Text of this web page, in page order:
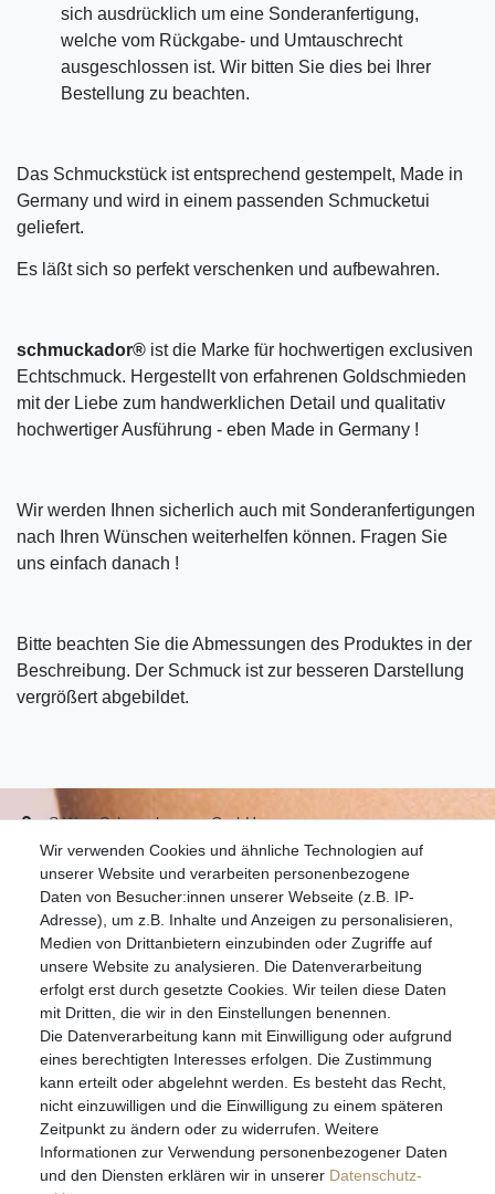
sich ausdrücklich um eine Sonderanfertigung,
welche vom Rückgabe- und Umtauschrecht
ausgeschlossen ist. Wir bitten Sie dies bei Ihrer
Bestellung zu beachten.
Das Schmuckstück ist entsprechend gestempelt, Made in
Germany und wird in einem passenden Schmucketui
geliefert.
Es läßt sich so perfekt verschenken und aufbewahren.
schmuckador® ist die Marke für hochwertigen exclusiven
Echtschmuck. Hergestellt von erfahrenen Goldschmieden
mit der Liebe zum handwerklichen Detail und qualitativ
hochwertiger Ausführung - eben Made in Germany !
Wir werden Ihnen sicherlich auch mit Sonderanfertigungen
nach Ihren Wünschen weiterhelfen können. Fragen Sie
uns einfach danach !
Bitte beachten Sie die Abmessungen des Produktes in der
Beschreibung. Der Schmuck ist zur besseren Darstellung
vergrößert abgebildet.
Wir verwenden Cookies und ähnliche Technologien auf
unserer Website und verarbeiten personenbezogene
Daten von Besucher:innen unserer Webseite (z.B. IP-
Adresse), um z.B. Inhalte und Anzeigen zu personalisieren,
Medien von Drittanbietern einzubinden oder Zugriffe auf
unsere Website zu analysieren. Die Datenverarbeitung
erfolgt erst durch gesetzte Cookies. Wir teilen diese Daten
mit Dritten, die wir in den Einstellungen benennen.
Die Datenverarbeitung kann mit Einwilligung oder aufgrund
eines berechtigten Interesses erfolgen. Die Zustimmung
kann erteilt oder abgelehnt werden. Es besteht das Recht,
nicht einzuwilligen und die Einwilligung zu einem späteren
Zeitpunkt zu ändern oder zu widerrufen. Weitere
Informationen zur Verwendung personenbezogener Daten
und den Diensten erklären wir in unserer Daten­schutz­
S.W.w. Schmuckwaren GmbH
07051-9608828
info@schmuckador.de
Montag bis Freitag 8.30 – 12.00 Uhr und 13.30 bis 17.30 Uhr
Widerrufs­recht Widerrufs­formular Impressum
Daten­schutz­erklärung AGB
E-MAIL **